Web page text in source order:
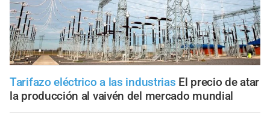
Tarifazo eléctrico a las industrias El precio de atar
la producción al vaivén del mercado mundial